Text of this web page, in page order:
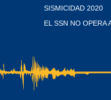
SISMICIDAD 2020
EL SSN NO OPERA